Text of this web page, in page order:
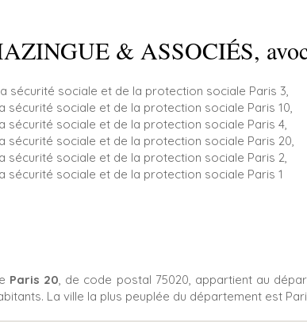
& ASSOCIÉS,
sécurité sociale et de la protection sociale Paris 3,
sécurité sociale et de la protection sociale Paris 10,
sécurité sociale et de la protection sociale Paris 4,
sécurité sociale et de la protection sociale Paris 20,
sécurité sociale et de la protection sociale Paris 2,
sécurité sociale et de la protection sociale Paris 1
Paris 20, de code postal 75020, appartient au
La ville la plus peuplée du département est